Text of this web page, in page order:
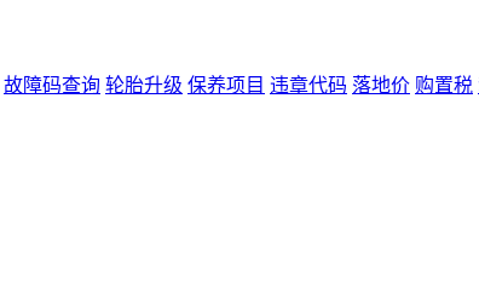
故障码查询 轮胎升级 保养项目 违章代码 落地价 购置税